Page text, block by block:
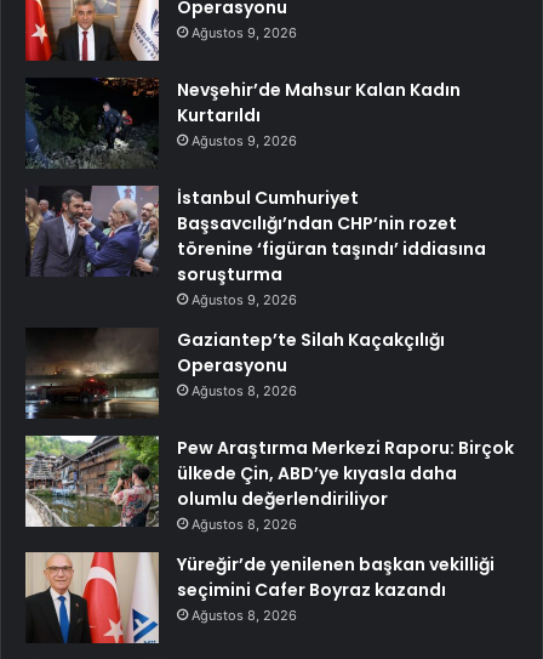
Operasyonu
Ağustos 9, 2026
Nevşehir’de Mahsur Kalan Kadın
Kurtarıldı
Ağustos 9, 2026
İstanbul Cumhuriyet
Başsavcılığı’ndan CHP’nin rozet
törenine ‘figüran taşındı’ iddiasına
soruşturma
Ağustos 9, 2026
Gaziantep’te Silah Kaçakçılığı
Operasyonu
Ağustos 8, 2026
Pew Araştırma Merkezi Raporu: Birçok
ülkede Çin, ABD’ye kıyasla daha
olumlu değerlendiriliyor
Ağustos 8, 2026
Yüreğir’de yenilenen başkan vekilliği
seçimini Cafer Boyraz kazandı
Ağustos 8, 2026